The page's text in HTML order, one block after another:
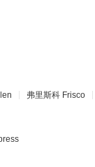
弗里斯科 Frisco